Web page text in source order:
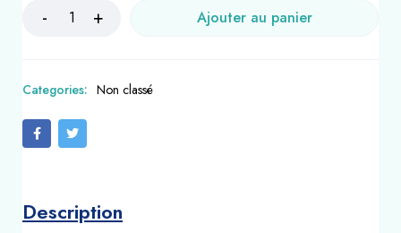
Ajouter au panier
Categories: Non classé
Description